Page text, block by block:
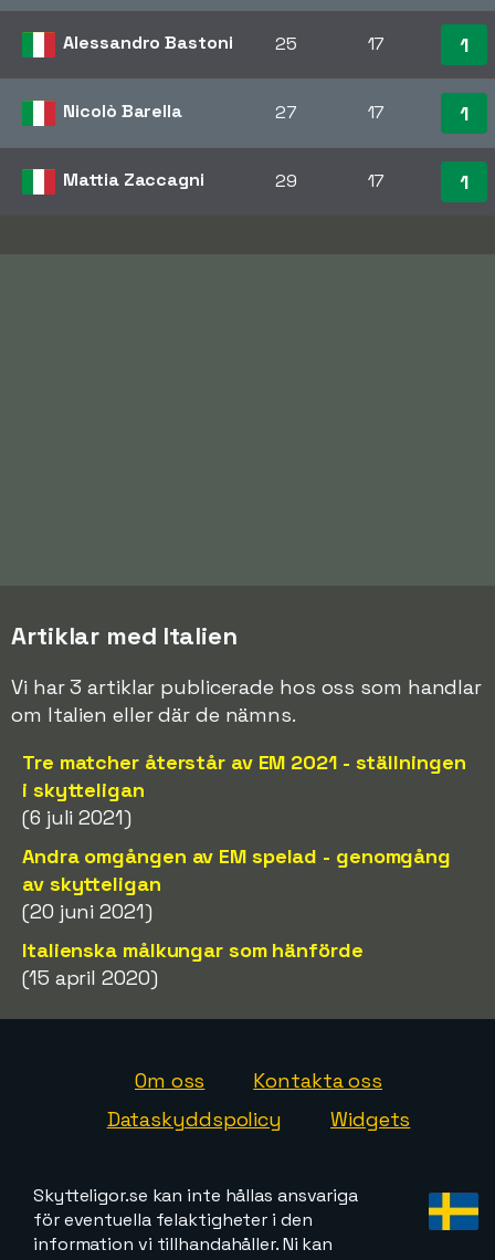
Alessandro Bastoni 25 17 1
Nicolò Barella 27 17 1
Mattia Zaccagni 29 17 1
Artiklar med Italien
Vi har 3 artiklar publicerade hos oss som handlar
om Italien eller där de nämns.
Tre matcher återstår av EM 2021 - ställningen
i skytteligan
(6 juli 2021)
Andra omgången av EM spelad - genomgång
av skytteligan
(20 juni 2021)
Italienska målkungar som hänförde
(15 april 2020)
Om oss
Kontakta oss
Dataskyddspolicy
Widgets
Skytteligor.se kan inte hållas ansvariga
för eventuella felaktigheter i den
information vi tillhandahåller. Ni kan